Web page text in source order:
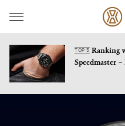
TOP 5Ranking
Speedmaster